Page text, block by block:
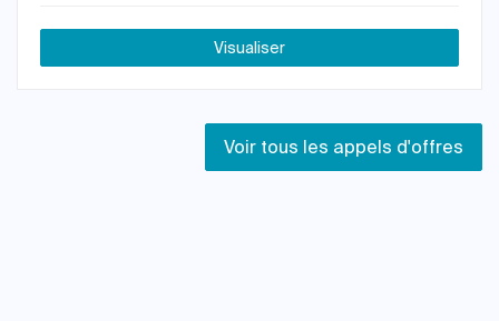
Visualiser
Voir tous les appels d'offres